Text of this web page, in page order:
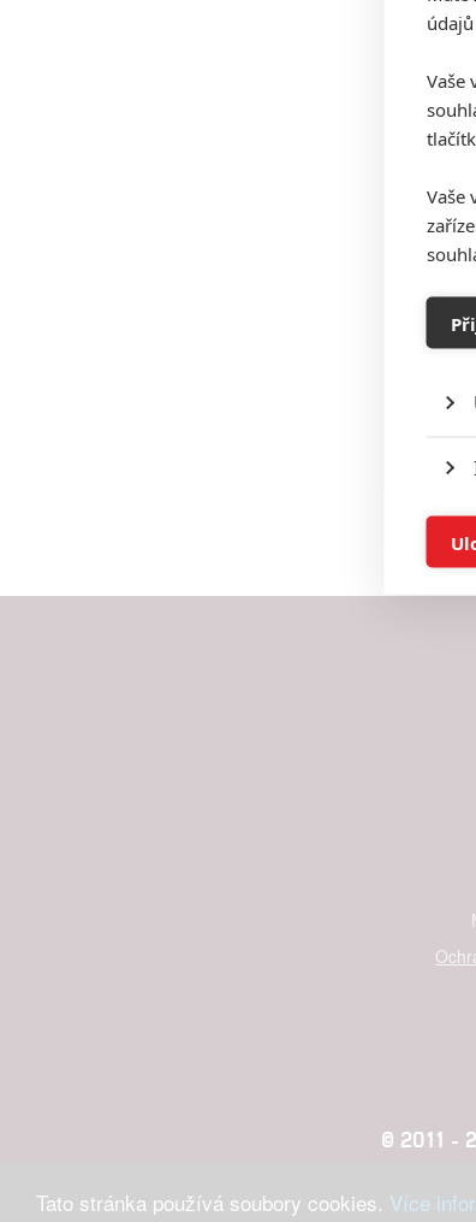
Tato stránka používá soubory cookies. Více
© 2011 -
Vaše
Vaše